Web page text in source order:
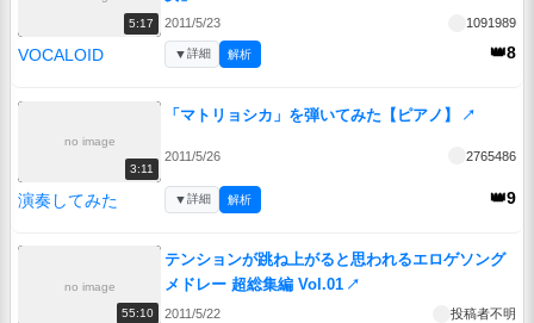
5:17 2011/5/23 1091989
VOCALOID 👑8
▼詳細 解析
no image
3:11
「マトリョシカ」を弾いてみた【ピアノ】 ↗
2011/5/26 2765486
演奏してみた 👑9
▼詳細 解析
no image
55:10
テンションが跳ね上がると思われるエロゲソング
メドレー 超総集編 Vol.01 ↗
2011/5/22 投稿者不明